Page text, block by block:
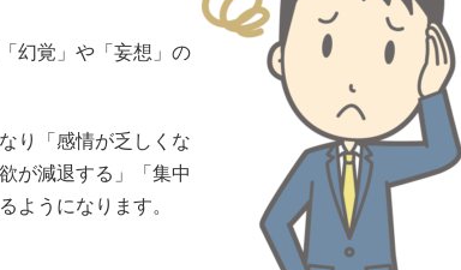
幻覚」や「妄想」の
り「感情が乏しくな
が減退する」「集中
ようになります。